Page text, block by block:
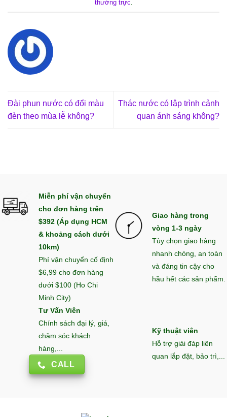
thường trực.
Đài phun nước có đổi màu
đèn theo mùa lễ không?
Thác nước có lập trình cảnh
quan ánh sáng không?
Miễn phí vận chuyển
cho đơn hàng trên
$392 (Áp dụng HCM
& khoảng cách dưới
10km)
Phí vận chuyển cố định
$6,99 cho đơn hàng
dưới $100 (Ho Chi
Minh City)
Giao hàng trong
vòng 1-3 ngày
Tùy chọn giao hàng
nhanh chóng, an toàn
và đáng tin cậy cho
hầu hết các sản phẩm.
Tư Vấn Viên
Chính sách đại lý, giá,
chăm sóc khách
hàng,...
CALL
Kỹ thuật viên
Hỗ trợ giải đáp liên
quan lắp đặt, bảo trì,...